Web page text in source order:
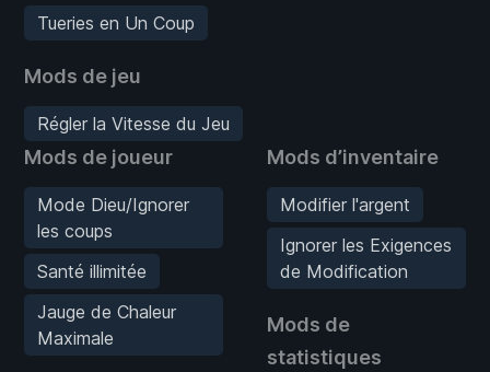
Tueries en Un Coup
Mods de jeu
Régler la Vitesse du Jeu
Mods de joueur
Mode Dieu/Ignorer
les coups
Santé illimitée
Jauge de Chaleur
Maximale
Mods d’inventaire
Modifier l'argent
Ignorer les Exigences
de Modification
Mods de
statistiques